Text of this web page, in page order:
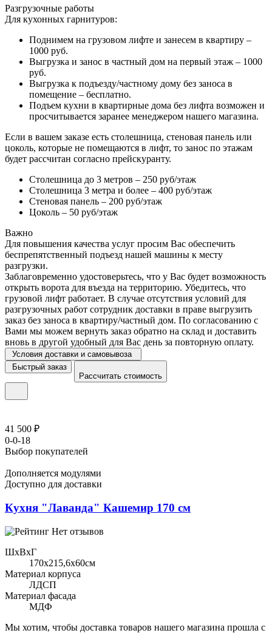
Разгрузочные работы
Для кухонных гарнитуров:
Поднимем на грузовом лифте и занесем в квартиру –
1000 руб.
Выгрузка и занос в частный дом на первый этаж – 1000
руб.
Выгрузка к подъезду/частному дому без заноса в
помещение – бесплатно.
Подъем кухни в квартирные дома без лифта возможен и
просчитывается заранее менеджером нашего магазина.
Если в вашем заказе есть столешница, стеновая панель или
цоколь, которые не помещаются в лифт, то занос по этажам
будет рассчитан согласно прейскуранту.
Столешница до 3 метров – 250 руб/этаж
Столешница 3 метра и более – 400 руб/этаж
Стеновая панель – 200 руб/этаж
Цоколь – 50 руб/этаж
Важно
Для повышения качества услуг просим Вас обеспечить
беспрепятственный подъезд нашей машины к месту
разгрузки.
Заблаговременно удостоверьтесь, что у Вас будет возможность
открыть ворота для въезда на территорию. Убедитесь, что
грузовой лифт работает. В случае отсутствия условий для
разгрузочных работ сотрудник доставки в праве выгрузить
заказ без заноса в квартиру/частный дом. По согласованию с
Вами мы можем вернуть заказ обратно на склад и доставить
вновь в другой удобный для Вас день за повторную оплату.
Условия доставки и самовывоза
Быстрый заказ
Рассчитать стоимость
41 500 ₽
0-0-18
Выбор покупателей
Дополняется модулями
Доступно для доставки
Кухня "Лаванда" Кашемир 170 см
Нет отзывов
ШхВхГ
170x215,6х60см
Материал корпуса
ЛДСП
Материал фасада
МДФ
Мы хотим, чтобы доставка товаров нашего магазина прошла с